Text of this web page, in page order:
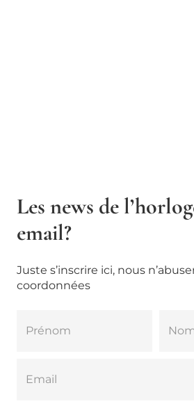
Les news de
email?
Juste s’inscrire ici, nous
coordonnées